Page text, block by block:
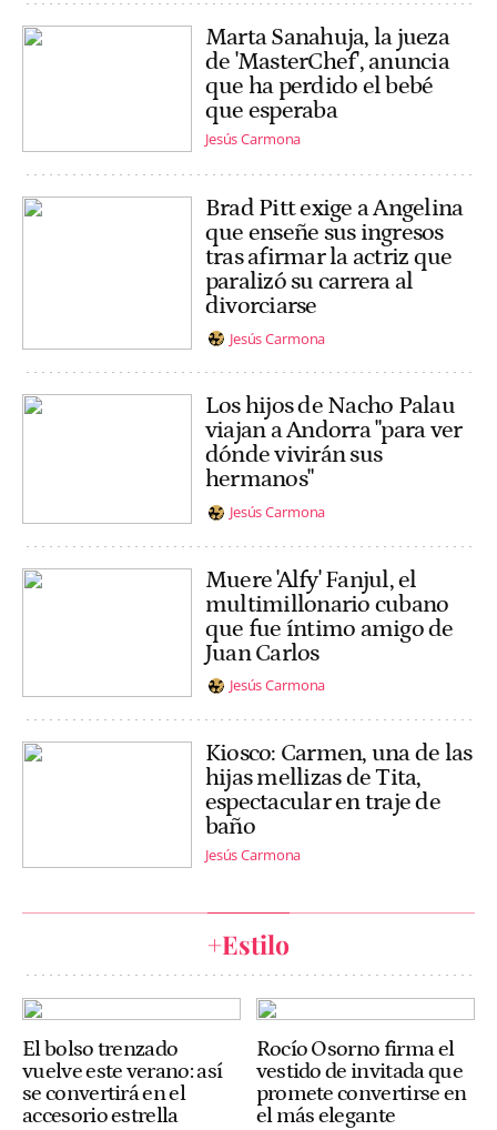
Marta Sanahuja, la jueza
de 'MasterChef', anuncia
que ha perdido el bebé
que esperaba
Jesús Carmona
Brad Pitt exige a Angelina
que enseñe sus ingresos
tras afirmar la actriz que
paralizó su carrera al
divorciarse
Jesús Carmona
Los hijos de Nacho Palau
viajan a Andorra "para ver
dónde vivirán sus
hermanos"
Jesús Carmona
Muere 'Alfy' Fanjul, el
multimillonario cubano
que fue íntimo amigo de
Juan Carlos
Jesús Carmona
Kiosco: Carmen, una de las
hijas mellizas de Tita,
espectacular en traje de
baño
Jesús Carmona
+Estilo
El bolso trenzado
vuelve este verano: así
se convertirá en el
accesorio estrella
Rocío Osorno firma el
vestido de invitada que
promete convertirse en
el más elegante